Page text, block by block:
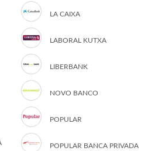
LA CAIXA
LABORAL KUTXA
LIBERBANK
NOVO BANCO
POPULAR
POPULAR BANCA PRIVADA